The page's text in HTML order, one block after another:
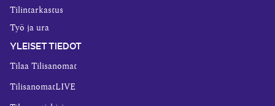
Tilintarkastus
Työ ja ura
YLEISET TIEDOT
Tilaa Tilisanomat
TilisanomatLIVE